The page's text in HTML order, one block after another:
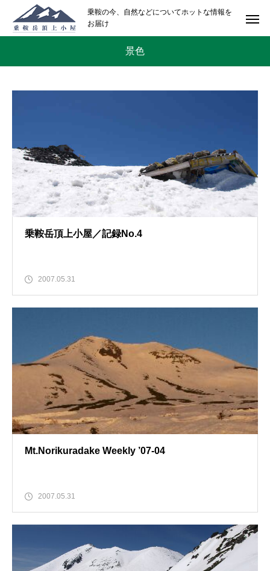
乗鞍の今、自然などについてホットな情報を
お届け
景色
乗鞍岳頂上小屋／記録No.4
2007.05.31
Mt.Norikuradake Weekly ’07-04
2007.05.31